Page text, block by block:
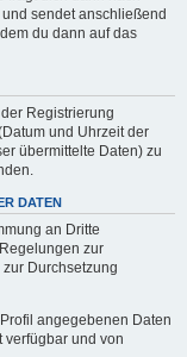
sendet anschließend
du dann auf das
Registrierung
und Uhrzeit der
übermittelte Daten) zu
DATEN
an Dritte
zur
Durchsetzung
angegebenen Daten
verfügbar und von